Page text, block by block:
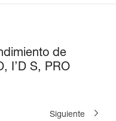
de
I’D S, PRO
Siguiente